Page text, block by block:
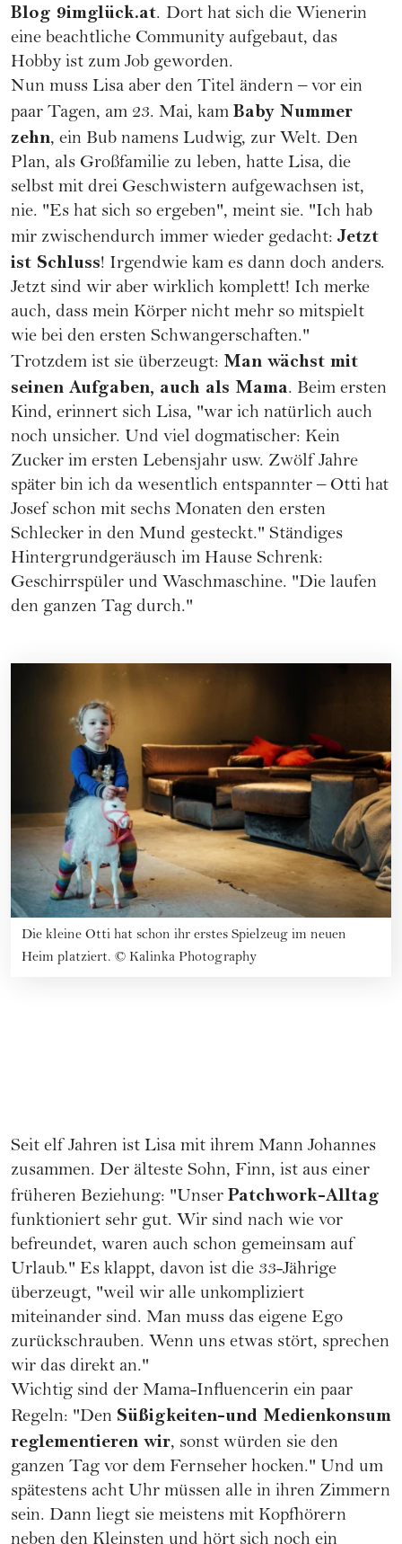
Blog 9imglück.at. Dort hat sich die Wienerin
eine beachtliche Community aufgebaut, das
Hobby ist zum Job geworden.
Nun muss Lisa aber den Titel ändern – vor ein
paar Tagen, am 23. Mai, kam Baby Nummer
zehn, ein Bub namens Ludwig, zur Welt. Den
Plan, als Großfamilie zu leben, hatte Lisa, die
selbst mit drei Geschwistern aufgewachsen ist,
nie. "Es hat sich so ergeben", meint sie. "Ich hab
mir zwischendurch immer wieder gedacht: Jetzt
ist Schluss! Irgendwie kam es dann doch anders.
Jetzt sind wir aber wirklich komplett! Ich merke
auch, dass mein Körper nicht mehr so mitspielt
wie bei den ersten Schwangerschaften."
Trotzdem ist sie überzeugt: Man wächst mit
seinen Aufgaben, auch als Mama. Beim ersten
Kind, erinnert sich Lisa, "war ich natürlich auch
noch unsicher. Und viel dogmatischer: Kein
Zucker im ersten Lebensjahr usw. Zwölf Jahre
später bin ich da wesentlich entspannter – Otti hat
Josef schon mit sechs Monaten den ersten
Schlecker in den Mund gesteckt." Ständiges
Hintergrundgeräusch im Hause Schrenk:
Geschirrspüler und Waschmaschine. "Die laufen
den ganzen Tag durch."
Die kleine Otti hat schon ihr erstes Spielzeug im neuen
Heim platziert. © Kalinka Photography
Seit elf Jahren ist Lisa mit ihrem Mann Johannes
zusammen. Der älteste Sohn, Finn, ist aus einer
früheren Beziehung: "Unser Patchwork-Alltag
funktioniert sehr gut. Wir sind nach wie vor
befreundet, waren auch schon gemeinsam auf
Urlaub." Es klappt, davon ist die 33-Jährige
überzeugt, "weil wir alle unkompliziert
miteinander sind. Man muss das eigene Ego
zurückschrauben. Wenn uns etwas stört, sprechen
wir das direkt an."
Wichtig sind der Mama-Influencerin ein paar
Regeln: "Den Süßigkeiten-und Medienkonsum
reglementieren wir, sonst würden sie den
ganzen Tag vor dem Fernseher hocken." Und um
spätestens acht Uhr müssen alle in ihren Zimmern
sein. Dann liegt sie meistens mit Kopfhörern